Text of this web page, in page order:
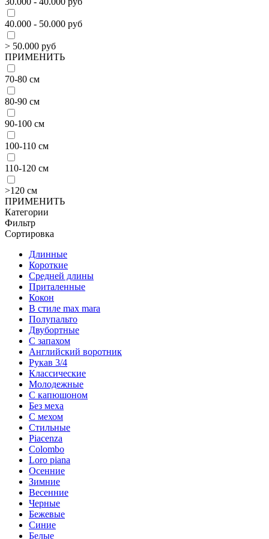
40.000 - 50.000 руб
> 50.000 руб
ПРИМЕНИТЬ
70-80 см
80-90 см
90-100 см
100-110 см
110-120 см
>120 см
ПРИМЕНИТЬ
Категории
Фильтр
Сортировка
Длинные
Короткие
Средней длины
Приталенные
Кокон
В стиле max mara
Полупальто
Двубортные
С запахом
Английский воротник
Рукав 3/4
Классические
Молодежные
С капюшоном
Без меха
С мехом
Стильные
Piacenza
Colombo
Loro piana
Осенние
Зимние
Весенние
Черные
Бежевые
Синие
Белые